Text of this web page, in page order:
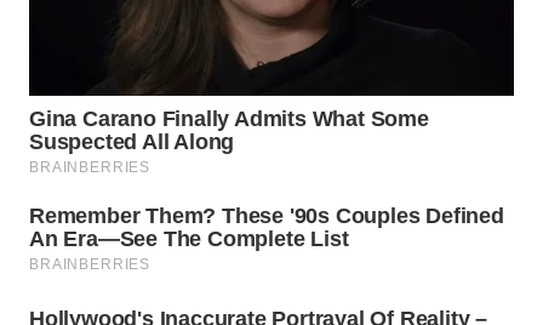
WN
NIAS
WN
LANGKAT
WN